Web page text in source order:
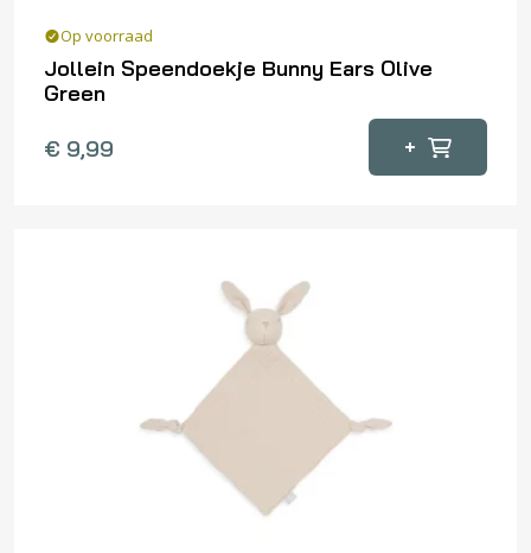
Op voorraad
Jollein Speendoekje Bunny Ears Olive
Green
€ 9,99 +